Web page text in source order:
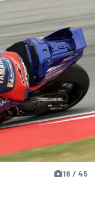
18 / 45